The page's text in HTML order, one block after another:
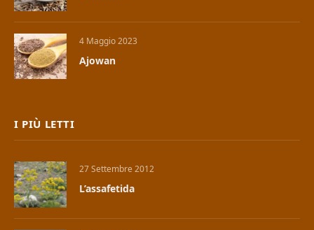
4 Maggio 2023
Ajowan
I PIÙ LETTI
27 Settembre 2012
L’assafetida